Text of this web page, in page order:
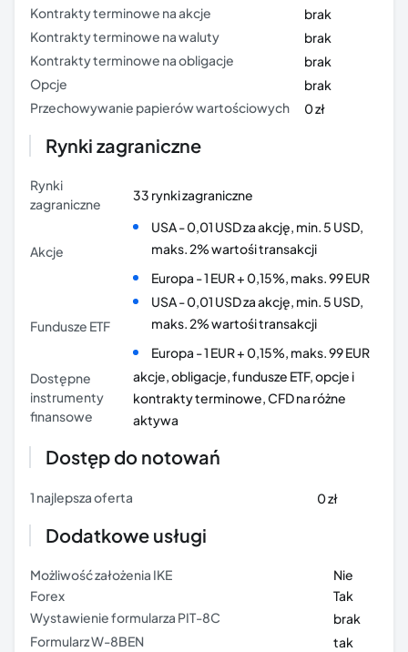
Kontrakty terminowe na akcje
brak
Kontrakty terminowe na waluty
brak
Kontrakty terminowe na obligacje
brak
Opcje
brak
Przechowywanie papierów wartościowych
0 zł
Rynki zagraniczne
Rynki
zagraniczne
33 rynki zagraniczne
Akcje
USA - 0,01 USD za akcję, min. 5 USD,
maks. 2% wartośi transakcji
Europa - 1 EUR + 0,15%, maks. 99 EUR
Fundusze ETF
USA - 0,01 USD za akcję, min. 5 USD,
maks. 2% wartośi transakcji
Europa - 1 EUR + 0,15%, maks. 99 EUR
Dostępne
instrumenty
finansowe
akcje, obligacje, fundusze ETF, opcje i
kontrakty terminowe, CFD na różne
aktywa
Dostęp do notowań
1 najlepsza oferta 0 zł
Dodatkowe usługi
Możliwość założenia IKE
Nie
Forex
Tak
Wystawienie formularza PIT-8C
brak
Formularz W-8BEN
tak